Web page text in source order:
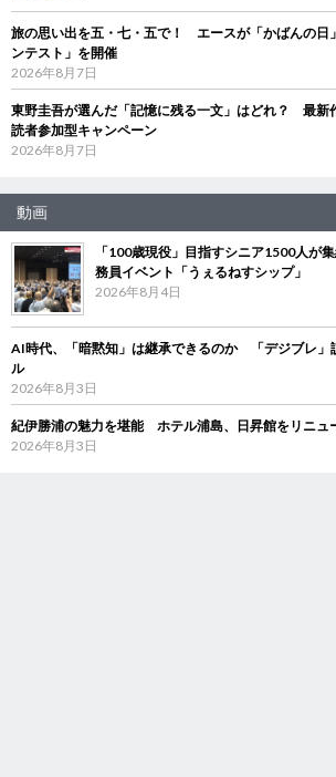
旅の思い出を五・七・五で！ エースが「かばんの日
ンテスト」を開催
2026年8月7日
東野圭吾が選んだ「記憶に残る一文」はどれ？ 最新
読者参加型キャンペーン
2026年8月7日
動画
「100歳現役」目指すシニア1500人が
務員イベント「うぇるねすシップ」
2026年8月4日
AI時代、「暗黙知」は継承できるのか 「デジブレ」
ル
2026年8月3日
紀伊勝浦の魅力を堪能 ホテル浦島、日昇館をリニュ
2026年8月3日